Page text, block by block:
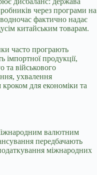
через програми на
фактично надає
китайським товарам.
часто програють
імпортної продукції,
та військового
ухвалення
для економіки та
валютним
передбачають
міжнародних